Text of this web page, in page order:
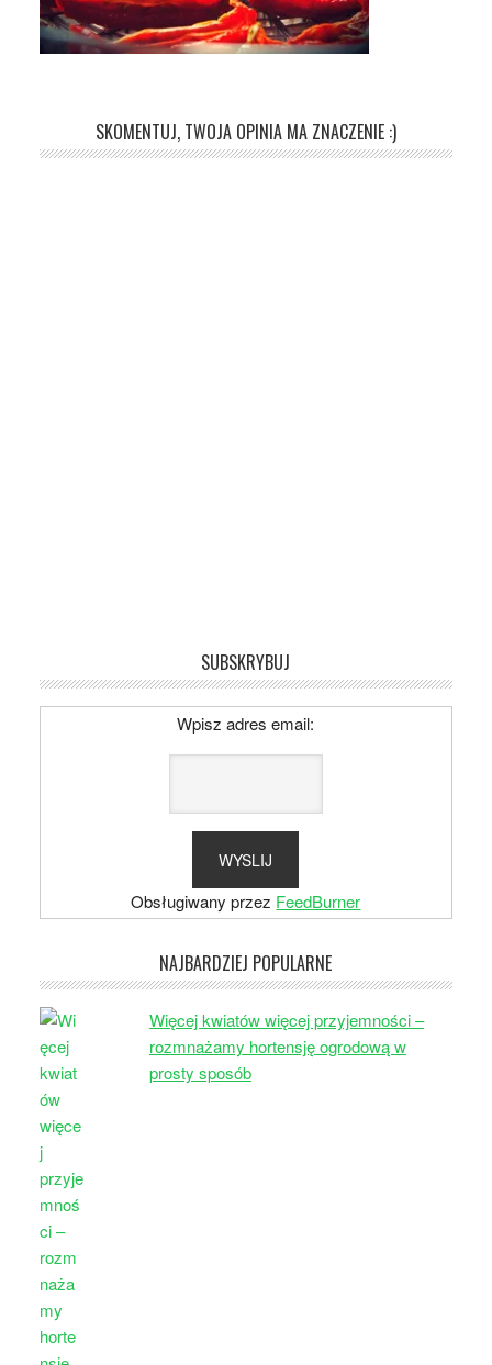
SKOMENTUJ, TWOJA OPINIA MA ZNACZENIE :)
SUBSKRYBUJ
Wpisz adres email:
Obsługiwany przez FeedBurner
NAJBARDZIEJ POPULARNE
Więcej kwiatów więcej przyjemności –
rozmnażamy hortensję ogrodową w
prosty sposób